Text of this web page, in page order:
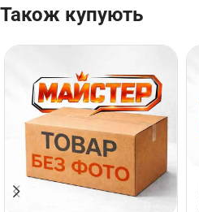
Також купують